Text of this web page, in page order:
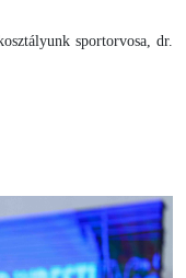
sportorvosa, dr.